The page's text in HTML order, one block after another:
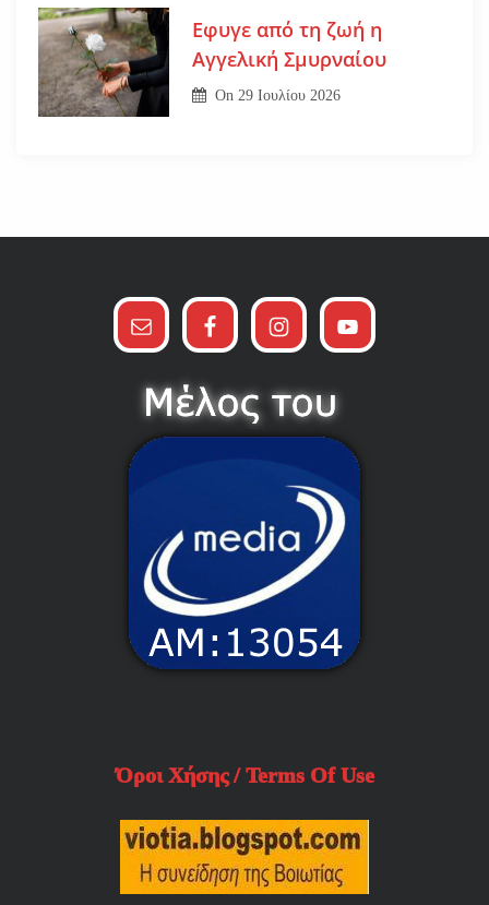
Εφυγε από τη ζωή η
Αγγελική Σμυρναίου
On29 Ιουλίου 2026
Όροι Χήσης / Terms Of Use